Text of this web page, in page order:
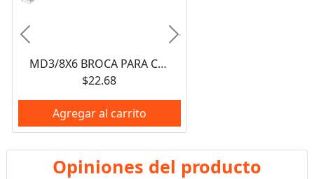
MD3/8X6 BROCA PARA CONCRETO ZANCO RECTO ZINCADA 3/8"X6" URREA
$22.68
Agregar al carrito
Anterior Siguiente
Opiniones del producto